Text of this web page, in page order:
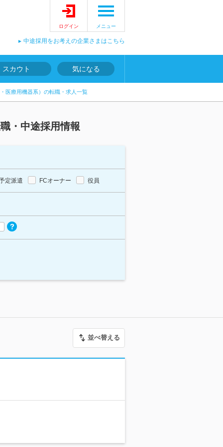
ログイン メニュー
中途採用をお考えの企業さまはこちら
スカウト 気になる
医療用機器系）の転職・求人一覧
・中途採用情報
定派遣 FCオーナー 役員
並べ替える